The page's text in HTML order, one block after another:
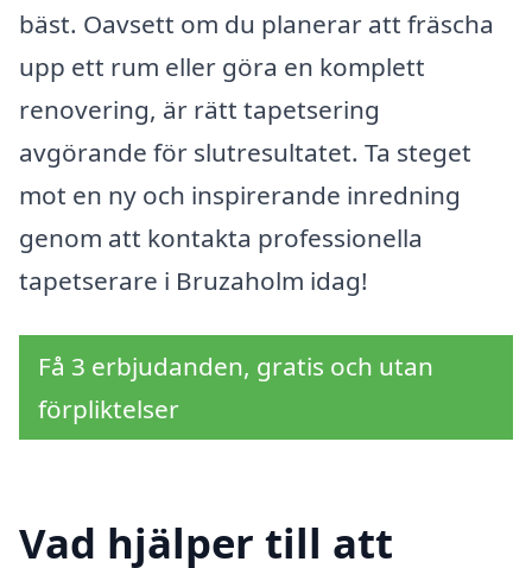
bäst. Oavsett om du planerar att fräscha
upp ett rum eller göra en komplett
renovering, är rätt tapetsering
avgörande för slutresultatet. Ta steget
mot en ny och inspirerande inredning
genom att kontakta professionella
tapetserare i Bruzaholm idag!
Få 3 erbjudanden, gratis och utan
förpliktelser
Vad hjälper till att